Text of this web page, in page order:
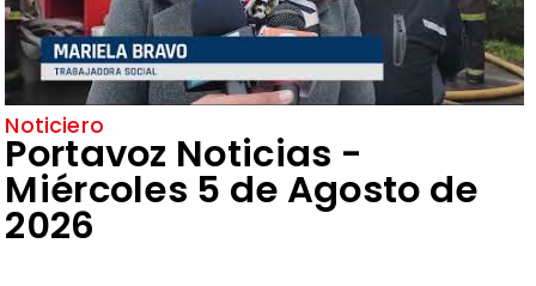
Noticiero
Portavoz Noticias -
Miércoles 5 de Agosto de
2026